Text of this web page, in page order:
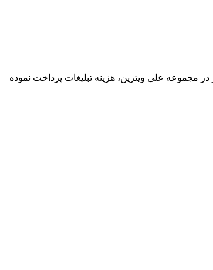
مجموعه علی ویترین، هزینه تبلیغات پرداخت نموده